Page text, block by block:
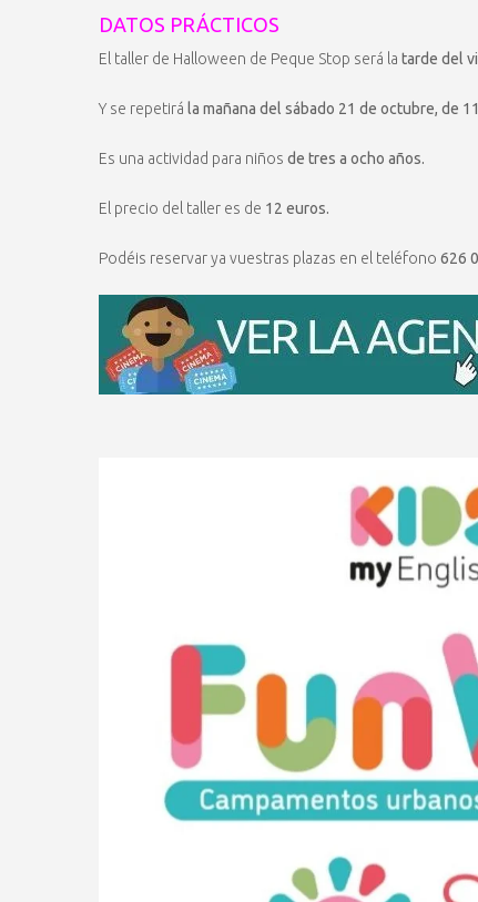
DATOS PRÁCTICOS
El taller de Halloween de Peque Stop será la tarde del
Y se repetirá la mañana del sábado 21 de octubre, de
Es una actividad para niños de tres a ocho años.
El precio del taller es de 12 euros.
Podéis reservar ya vuestras plazas en el teléfono 626